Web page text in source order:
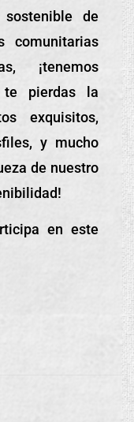
de
comunitarias
¡tenemos
te pierdas la
exquisitos,
y mucho
de nuestro
en este